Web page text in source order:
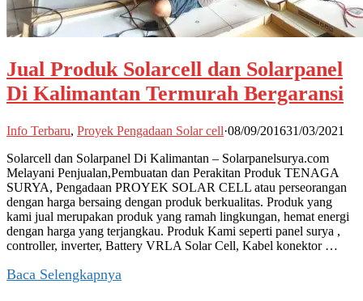
Jual Produk Solarcell dan Solarpanel
Di Kalimantan Termurah Bergaransi
Info Terbaru, Proyek Pengadaan Solar cell·08/09/201631/03/2021
Solarcell dan Solarpanel Di Kalimantan – Solarpanelsurya.com
Melayani Penjualan,Pembuatan dan Perakitan Produk TENAGA
SURYA, Pengadaan PROYEK SOLAR CELL atau perseorangan
dengan harga bersaing dengan produk berkualitas. Produk yang
kami jual merupakan produk yang ramah lingkungan, hemat energi
dengan harga yang terjangkau. Produk Kami seperti panel surya ,
controller, inverter, Battery VRLA Solar Cell, Kabel konektor …
Baca Selengkapnya